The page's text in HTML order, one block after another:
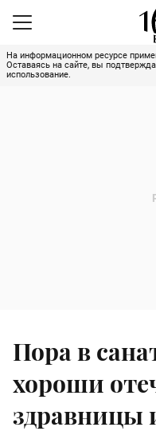
На информационном ресурсе
Оставаясь на сайте, вы
использование.
Пора в
хороши
здравницы